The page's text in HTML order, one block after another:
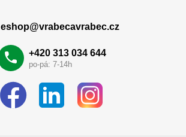
eshop@vrabecavrabec.cz
+420 313 034 644
po-pá: 7-14h